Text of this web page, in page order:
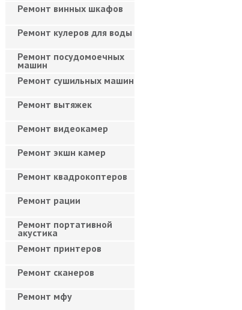
Ремонт винных шкафов
Ремонт кулеров для воды
Ремонт посудомоечных
машин
Ремонт сушильных машин
Ремонт вытяжек
Ремонт видеокамер
Ремонт экшн камер
Ремонт квадрокоптеров
Ремонт рации
Ремонт портативной
акустика
Ремонт принтеров
Ремонт сканеров
Ремонт мфу